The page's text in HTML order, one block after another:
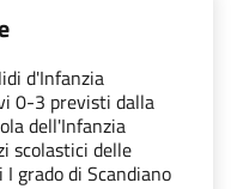
d'Infanzia
0-3 previsti dalla
dell'Infanzia
scolastici delle
grado di Scandiano